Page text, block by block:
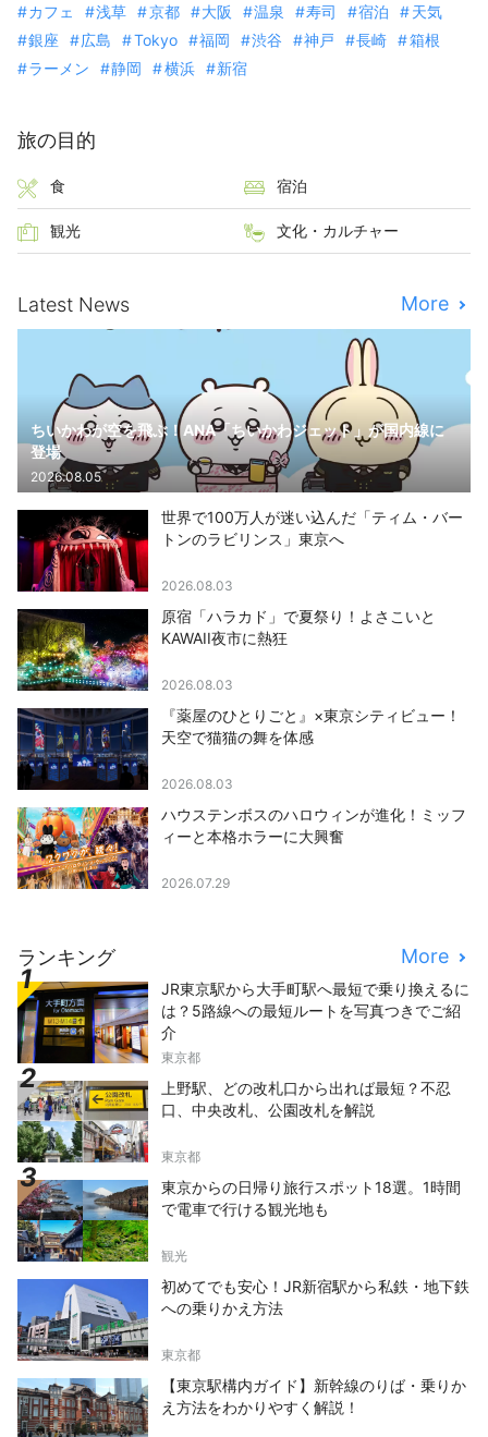
カフェ 浅草 京都 大阪 温泉 寿司 宿泊
天気
銀座
広島 Tokyo 福岡 渋谷 神戸 長崎
箱根
ラーメン
静岡 横浜 新宿
旅の目的
食 宿泊
観光 文化・カルチャー
Latest News More
ちいかわが空を飛ぶ！ANA「ちいかわジェット」が国内線に
登場
2026.08.05
世界で100万人が迷い込んだ「ティム・バー
トンのラビリンス」東京へ
2026.08.03
原宿「ハラカド」で夏祭り！よさこいと
KAWAII夜市に熱狂
2026.08.03
『薬屋のひとりごと』×東京シティビュー！
天空で猫猫の舞を体感
2026.08.03
ハウステンボスのハロウィンが進化！ミッフ
ィーと本格ホラーに大興奮
2026.07.29
ランキング More
JR東京駅から大手町駅へ最短で乗り換えるに
は？5路線への最短ルートを写真つきでご紹
介
東京都
上野駅、どの改札口から出れば最短？不忍
口、中央改札、公園改札を解説
東京都
東京からの日帰り旅行スポット18選。1時間
で電車で行ける観光地も
観光
初めてでも安心！JR新宿駅から私鉄・地下鉄
への乗りかえ方法
東京都
【東京駅構内ガイド】新幹線のりば・乗りか
え方法をわかりやすく解説！